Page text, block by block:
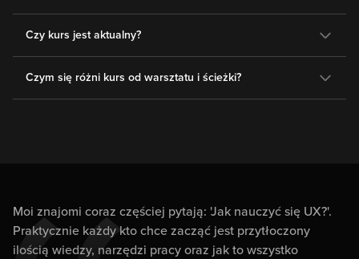
Czy kurs jest aktualny?
Czym się różni kurs od warsztatu i ścieżki?
Moi znajomi coraz częściej pytają: 'Jak nauczyć się UX?'.
Praktycznie każdy kto chce zacząć jest przytłoczony
ilością wiedzy, narzędzi pracy oraz jak to wszystko